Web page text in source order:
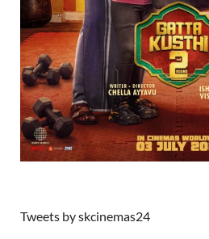
Tweets by skcinemas24